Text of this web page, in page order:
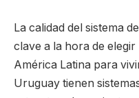
La calidad del sistema
clave a la hora de
América Latina para
Uruguay tienen